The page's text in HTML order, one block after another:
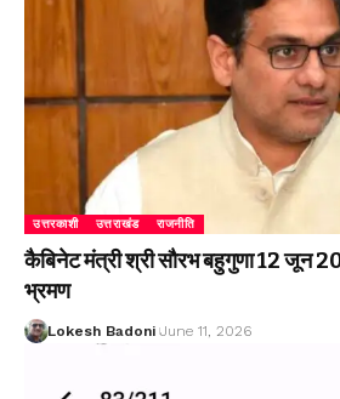
उत्तरकाशी उत्तराखंड राजनीति
कैबिनेट मंत्री श्री सौरभ बहुगुणा 12 जून
भ्रमण
Lokesh Badoni June 11, 2026